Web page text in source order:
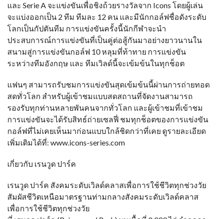
และ Serie A จะแข่งขันเพื่อชิงถ้วยรางวัลจาก Icons โดยผู้เล่น
จะแบ่งออกเป็น 2 ทีม ทีมละ 12 คน และมีนักกอล์ฟชื่อดังระดับ
โลกเป็นกัปตันทีม การแข่งขันครั้งนี้นักกีฬาจะนำ
ประสบการณ์การแข่งขันที่เป็นคู่ต่อสู้กันมาอย่างยาวนานใน
สนามสู่การแข่งขันกอล์ฟ 10 หลุมที่ท้าทาย การแข่งขัน
ระหว่างทีมอังกฤษ และ ทีมเวิลด์นี้จะเข้มข้นในทุกช็อต
แฟนๆ สามารถรับชมการแข่งขันสุดเข้มข้นนี้ผ่านการถ่ายทอด
สดทั่วโลก สำหรับผู้เข้าชมแบบสดสถานที่จัดงานสามารถ
รองรับทุกท่านหลายพันคนจากทั่วโลก และผู้เข้าชมที่เข้าชม
การแข่งขันจะได้รับสิทธ์ถ่ายเซลฟี่ ชมทุกช็อตของการแข่งขัน
กอล์ฟที่ไม่เคยเห็นมาก่อนแบบใกล้ชิดกว่าที่เคย ดูรายละเอียด
เพิ่มเติมได้ที่: www.icons-series.com
เกี่ยวกับ เรนวูด ปาร์ค
เรนวูด ปาร์ค สังคมระดับเวิลด์คลาสเพื่อการใช้ชีวิตทุกช่วงวัย
สัมผัสชีวิตเหนือมาตรฐานท่ามกลางสังคมระดับเวิลด์คลาส
เพื่อการใช้ชีวิตทุกช่วงวัย